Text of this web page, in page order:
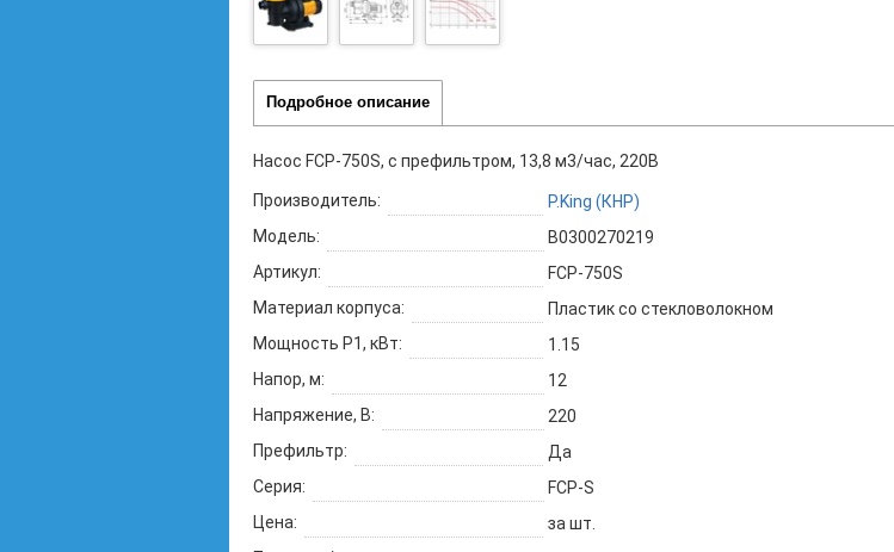
Подробное описание
Насос FCP-750S, с префильтром, 13,8 м3/час, 220В
Производитель:
P.King (КНР)
Модель:
B0300270219
Артикул:
FCP-750S
Материал корпуса:
Пластик со стекловолокном
Мощность P1, кВт:
1.15
Напор, м:
12
Напряжение, В:
220
Префильтр:
Да
Серия:
FCP-S
Цена:
за шт.